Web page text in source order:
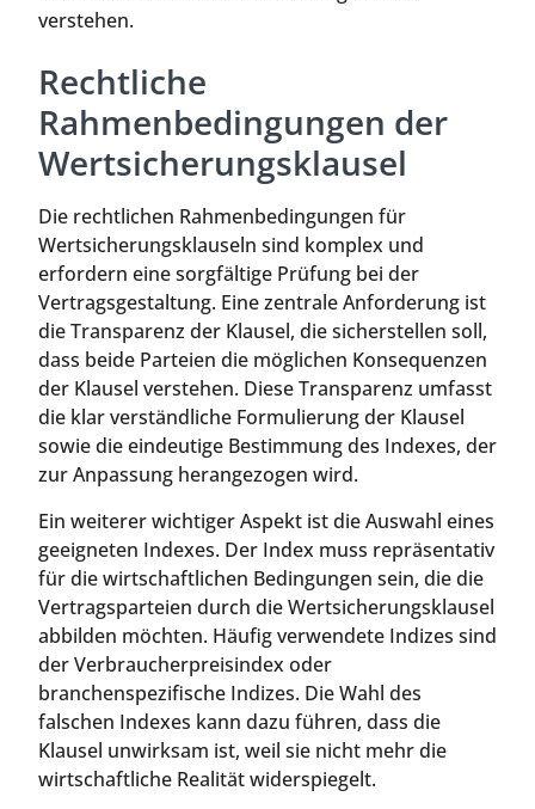
verstehen.
Rechtliche
Rahmenbedingungen der
Wertsicherungsklausel
Die rechtlichen Rahmenbedingungen für
Wertsicherungsklauseln sind komplex und
erfordern eine sorgfältige Prüfung bei der
Vertragsgestaltung. Eine zentrale Anforderung ist
die Transparenz der Klausel, die sicherstellen soll,
dass beide Parteien die möglichen Konsequenzen
der Klausel verstehen. Diese Transparenz umfasst
die klar verständliche Formulierung der Klausel
sowie die eindeutige Bestimmung des Indexes, der
zur Anpassung herangezogen wird.
Ein weiterer wichtiger Aspekt ist die Auswahl eines
geeigneten Indexes. Der Index muss repräsentativ
für die wirtschaftlichen Bedingungen sein, die die
Vertragsparteien durch die Wertsicherungsklausel
abbilden möchten. Häufig verwendete Indizes sind
der Verbraucherpreisindex oder
branchenspezifische Indizes. Die Wahl des
falschen Indexes kann dazu führen, dass die
Klausel unwirksam ist, weil sie nicht mehr die
wirtschaftliche Realität widerspiegelt.